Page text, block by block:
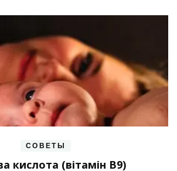
СОВЕТЫ
кислота (вітамін В9)